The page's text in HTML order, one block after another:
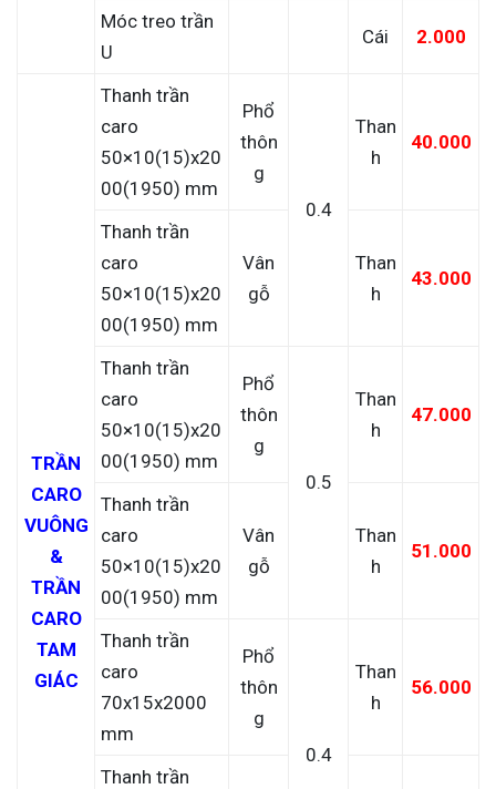
Móc treo trần
U
Cái 2.000
TRẦN
CARO
VUÔNG
&
TRẦN
CARO
TAM
GIÁC
Thanh trần
caro
50×10(15)x20
00(1950) mm
Phổ
thôn
g
0.4
Than
h
40.000
Thanh trần
caro
50×10(15)x20
00(1950) mm
Vân
gỗ
Than
h
43.000
Thanh trần
caro
50×10(15)x20
00(1950) mm
Phổ
thôn
g
0.5
Than
h
47.000
Thanh trần
caro
50×10(15)x20
00(1950) mm
Vân
gỗ
Than
h
51.000
Thanh trần
caro
70x15x2000
mm
Phổ
thôn
g
0.4
Than
h
56.000
Thanh trần